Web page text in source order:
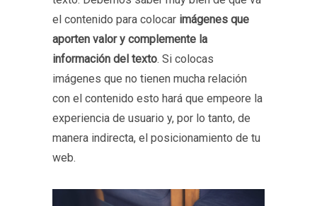
el contenido para colocar imágenes que
aporten valor y complemente la
información del texto. Si colocas
imágenes que no tienen mucha relación
con el contenido esto hará que empeore la
experiencia de usuario y, por lo tanto, de
manera indirecta, el posicionamiento de tu
web.